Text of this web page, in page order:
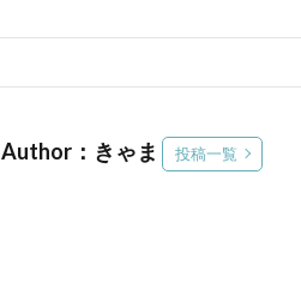
Author：きゃま 投稿一覧